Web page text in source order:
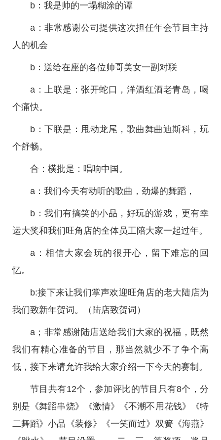
b：我是帅的一塌糊涂的谭
a：非常感谢公司提供这次担任年会节目主持
人的机会
b：送给在座的各位帅哥美女一副对联
a：上联是：张开蛇口，洋酒红酒老青岛，喝
个痛快。
b：下联是：甩动龙尾，歌曲舞曲迪斯科，玩
个舒畅。
合：横批是：唱响中国。
a：我们今天有动听的歌曲，劲爆的舞蹈，
b：我们有搞笑的小品，好玩的游戏，更有幸
运大奖和我们旺角店的全体员工陪大家一起过年。
a：相信大家会玩的很开心，留下难忘的回
忆。
b:接下来让我们掌声欢迎旺角店的老大陆店为
我们致新年贺词。（陆店致贺词）
a；非常感谢陆店送给我们大家的祝福，既然
我们有精心准备的节目，那当然就少不了争个高
低，接下来请允许我给大家介绍一下今天的赛制。
节目共有12个，参加评比的节目只有8个，分
别是《舞蹈串烧》《激情》《不潮不用花钱》《特
二舞蹈》小品《装修》《一笑而过》双簧《海燕》